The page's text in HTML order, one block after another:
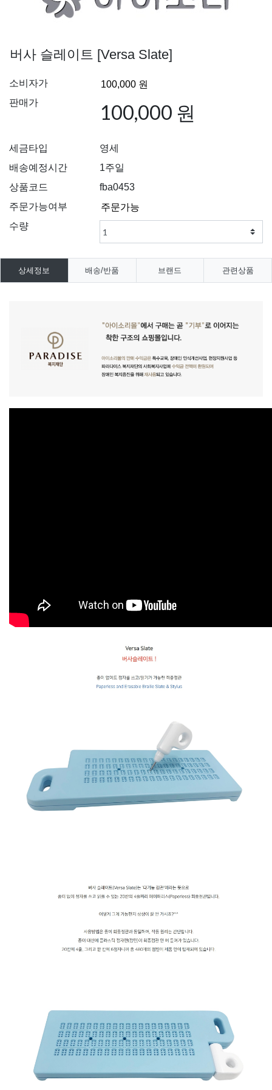
버사 슬레이트 [Versa Slate]
소비자가
판매가
100,000 원
세금타입
영세
배송예정시간
1주일
상품코드
fba0453
주문가능여부
수량
상세정보 배송/반품 브랜드 관련상품